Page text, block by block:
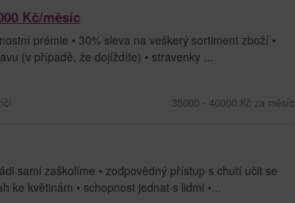
Kč/měsíc
prémie • 30% sleva na veškerý sortiment zboží •
(v případě, že dojíždíte) • stravenky ...
35000 - 40000 Kč za měsíc
sami zaškolíme • zodpovědný přístup s chutí učit se
květinám • schopnost jednat s lidmi •...